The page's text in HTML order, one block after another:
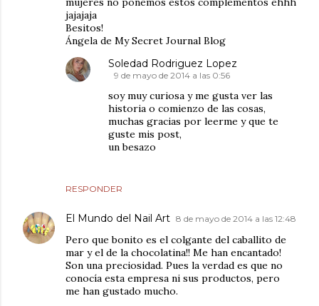
jajajaja
Besitos!
Ángela de My Secret Journal Blog
RESPONDER
Soledad Rodriguez Lopez
9 de mayo de 2014 a las 0:56
soy muy curiosa y me gusta ver las
historia o comienzo de las cosas,
muchas gracias por leerme y que te
guste mis post,
un besazo
El Mundo del Nail Art 8 de mayo de 2014 a las 12:48
Pero que bonito es el colgante del caballito de
mar y el de la chocolatina!! Me han encantado!
Son una preciosidad. Pues la verdad es que no
conocía esta empresa ni sus productos, pero
me han gustado mucho.